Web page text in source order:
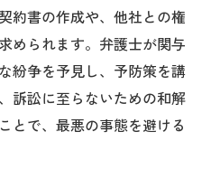
約書の作成や、他社との権
められます。弁護士が関与
紛争を予見し、予防策を講
訴訟に至らないための和解
とで、最悪の事態を避ける